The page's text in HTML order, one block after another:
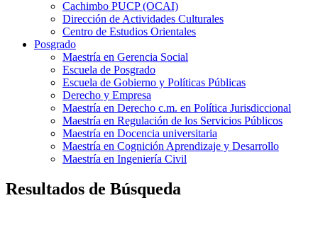
Cachimbo PUCP (OCAI)
Dirección de Actividades Culturales
Centro de Estudios Orientales
Posgrado
Maestría en Gerencia Social
Escuela de Posgrado
Escuela de Gobierno y Políticas Públicas
Derecho y Empresa
Maestría en Derecho c.m. en Política Jurisdiccional
Maestría en Regulación de los Servicios Públicos
Maestría en Docencia universitaria
Maestría en Cognición Aprendizaje y Desarrollo
Maestría en Ingeniería Civil
Resultados de Búsqueda